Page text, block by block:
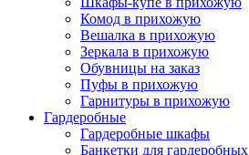
Комод в прихожую
Вешалка в прихожую
Зеркала в прихожую
Обувницы на заказ
Пуфы в прихожую
Гарнитуры в прихожую
Гардеробные
Гардеробные шкафы
Банкетки для гардеробных